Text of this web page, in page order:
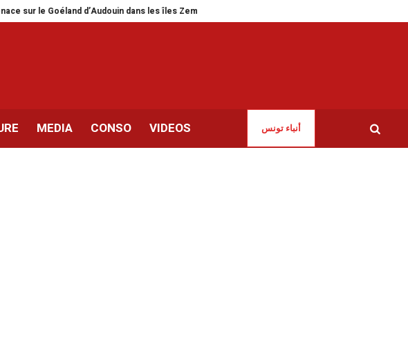
sur le Goéland d’Audouin dans les îles Zembra
MEDIA CONSO VIDEOS أنباء تونس